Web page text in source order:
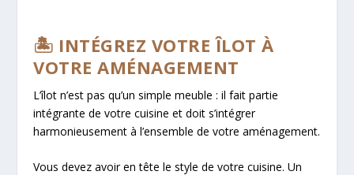
🏝️ INTÉGREZ VOTRE ÎLOT À
VOTRE AMÉNAGEMENT
L’îlot n’est pas qu’un simple meuble : il fait partie
intégrante de votre cuisine et doit s’intégrer
harmonieusement à l’ensemble de votre aménagement.
Vous devez avoir en tête le style de votre cuisine. Un